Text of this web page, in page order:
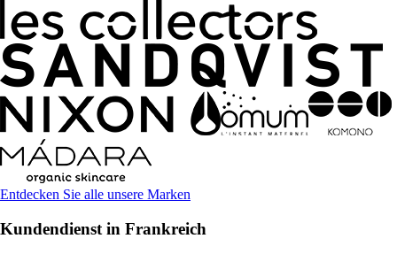
Entdecken Sie alle unsere Marken
Kundendienst in Frankreich